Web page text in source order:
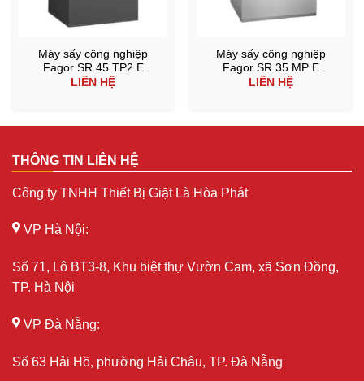
Máy sấy công nghiệp
Fagor SR 45 TP2 E
LIÊN HỆ
Máy sấy công nghiệp
Fagor SR 35 MP E
LIÊN HỆ
THÔNG TIN LIÊN HỆ
Công ty TNHH Thiết Bị Giặt Là Hòa Phát
VP Hà Nội:
Số 71, Lô BT3-8, Khu biệt thự Vườn Cam, xã Sơn Đồng,
TP. Hà Nội
VP Đà Nẵng:
Số 63 Hải Hồ, phường Hải Châu, TP. Đà Nẵng